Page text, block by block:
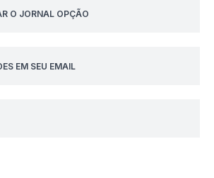
O JORNAL OPÇÃO
EM SEU EMAIL